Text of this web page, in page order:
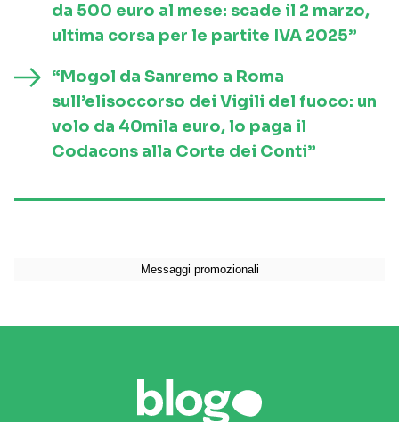
da 500 euro al mese: scade il 2 marzo,
ultima corsa per le partite IVA 2025”
“Mogol da Sanremo a Roma
sull’elisoccorso dei Vigili del fuoco: un
volo da 40mila euro, lo paga il
Codacons alla Corte dei Conti”